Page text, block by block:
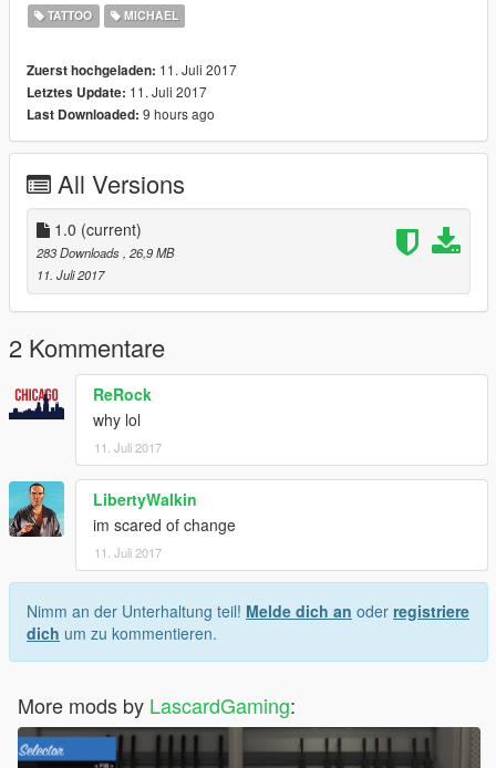
TATTOO MICHAEL
Zuerst hochgeladen: 11. Juli 2017
Letztes Update: 11. Juli 2017
Last Downloaded: 9 hours ago
All Versions
1.0 (current)
283 Downloads, 26,9 MB
11. Juli 2017
2 Kommentare
ReRock
why lol
11. Juli 2017
LibertyWalkin
im scared of change
11. Juli 2017
Nimm an der Unterhaltung teil! Melde dich an oder registriere
dich um zu kommentieren.
More mods by LascardGaming: